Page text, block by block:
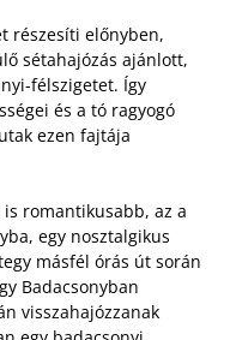
részesíti előnyben,
sétahajózás ajánlott,
félszigetet. Így
és a tó ragyogó
ezen fajtája
romantikusabb, az a
egy nosztalgikus
másfél órás út során
Badacsonyban
visszahajózzanak